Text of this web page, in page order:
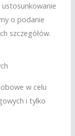
o podanie
szczegółów.
w celu
i tylko